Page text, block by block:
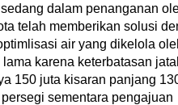
dalam penanganan
telah memberikan solusi
air yang dikelola
karena keterbatasan
150 juta kisaran panjang
sementara pengajuan